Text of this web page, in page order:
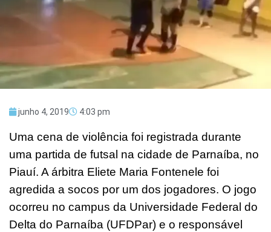
junho 4, 2019 4:03 pm
Uma cena de violência foi registrada durante
uma partida de futsal na cidade de Parnaíba, no
Piauí. A árbitra Eliete Maria Fontenele foi
agredida a socos por um dos jogadores. O jogo
ocorreu no campus da Universidade Federal do
Delta do Parnaíba (UFDPar) e o responsável